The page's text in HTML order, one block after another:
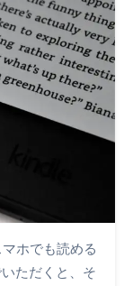
ホでも読める
ただくと、そ